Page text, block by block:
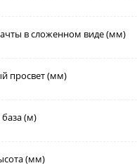
в сложенном виде (мм)
просвет (мм)
база (м)
(мм)